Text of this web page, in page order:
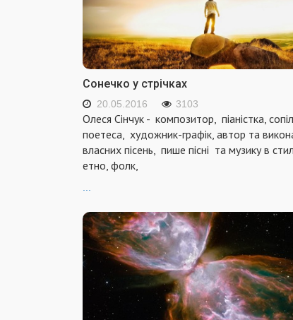
Сонечко у стрічках
20.05.2016 3103
Олеся Сінчук - композитор, піаністка,
поетеса, художник-графік, автор та
власних пісень, пише пісні та музику в
етно, фолк,